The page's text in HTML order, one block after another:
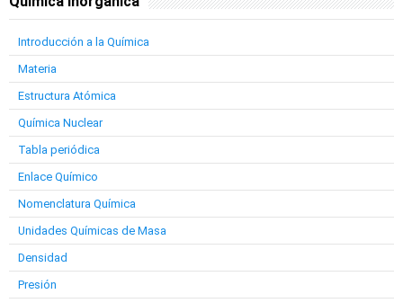
Introducción a la Química
Materia
Estructura Atómica
Química Nuclear
Tabla periódica
Enlace Químico
Nomenclatura Química
Unidades Químicas de Masa
Densidad
Presión